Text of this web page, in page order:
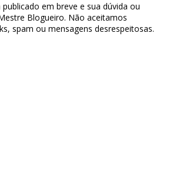
em breve e sua dúvida ou
Blogueiro. Não aceitamos
spam ou mensagens desrespeitosas.